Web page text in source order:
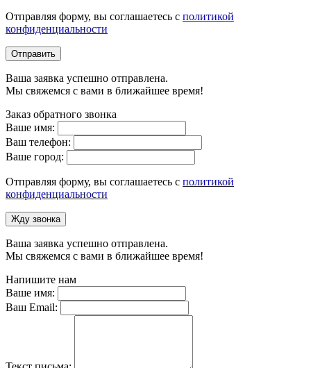
Отправляя форму, вы соглашаетесь с политикой
конфиденциальности
Отправить
Ваша заявка успешно отправлена.
Мы свяжемся с вами в ближайшее время!
Заказ обратного звонка
Ваше имя:
Ваш телефон:
Ваше город:
Отправляя форму, вы соглашаетесь с политикой
конфиденциальности
Жду звонка
Ваша заявка успешно отправлена.
Мы свяжемся с вами в ближайшее время!
Напишите нам
Ваше имя:
Ваш Email: